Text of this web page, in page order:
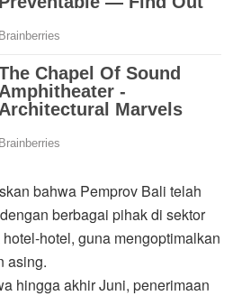
bahwa Pemprov Bali telah
berbagai pihak di sektor
hotel, guna mengoptimalkan
asing.
hingga akhir Juni, penerimaan